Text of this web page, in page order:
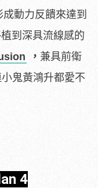
動力反饋來達到
到深具流線感的
， 兼具前衛
鬼黃鴻升都愛不
4